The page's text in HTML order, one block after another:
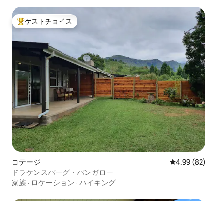
大好評のゲストチョイスです。
ゲストチョイス
コテージ レビュー82
4.99 (82)
ドラケンスバーグ・バンガロー
家族 · ロケーション · ハイキング